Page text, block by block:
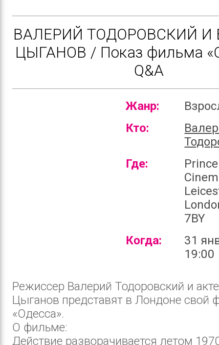
ВАЛЕРИЙ ТОДОРОВСКИЙ И
ЦЫГАНОВ / Показ фильма
Q&A
Жанр:
Кто:
Где:
7BY
Когда:
31
19:00
Режиссер Валерий Тодоровский и
Цыганов представят в Лондоне свой
«Одесса».
О фильме:
Действие разворачивается летом